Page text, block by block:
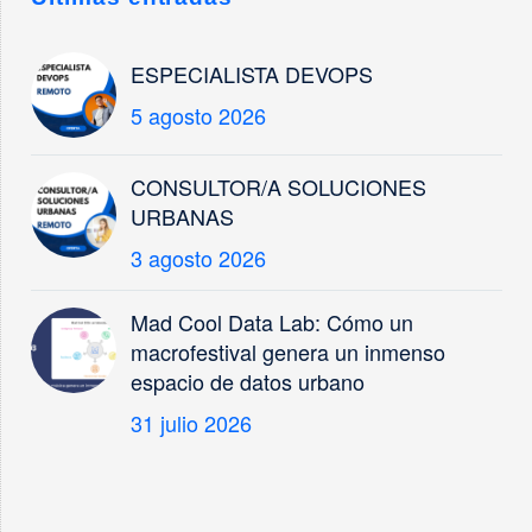
del Ministerio de
ESPECIALISTA DEVOPS
5 agosto 2026
CONSULTOR/A SOLUCIONES
URBANAS
3 agosto 2026
Mad Cool Data Lab: Cómo un
macrofestival genera un inmenso
espacio de datos urbano
31 julio 2026